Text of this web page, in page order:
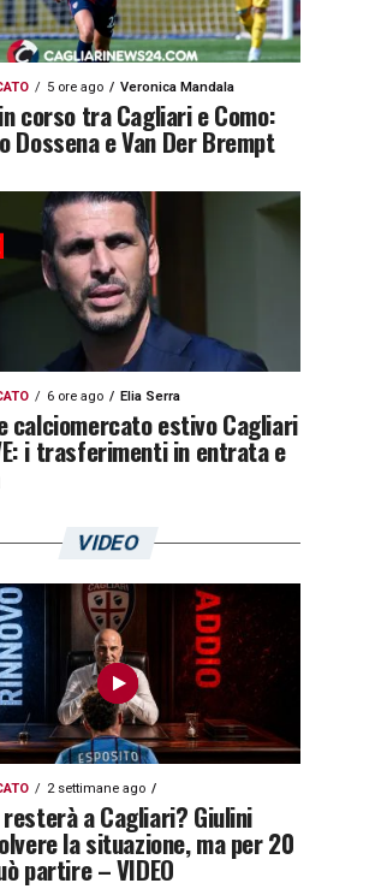
5 ore ago Veronica Mandala
corso tra Cagliari e Como:
Dossena e Van Der Brempt
6 ore ago Elia Serra
calciomercato estivo Cagliari
i trasferimenti in entrata e
VIDEO
2 settimane ago
a Cagliari? Giulini
la situazione, ma per 20
partire – VIDEO